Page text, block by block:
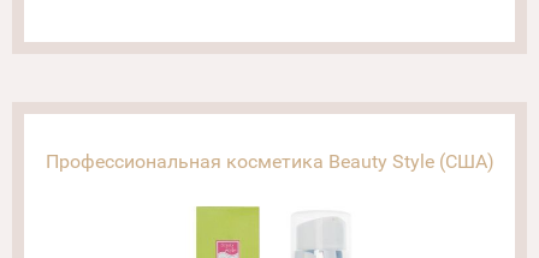
Профессиональная косметика Beauty Style (США)